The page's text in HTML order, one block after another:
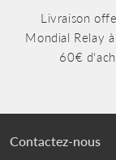
Livraison
Mondial Relay
60€
Contactez-nous